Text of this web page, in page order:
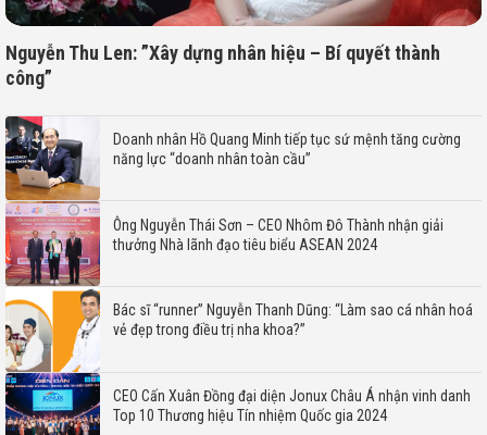
Nguyễn Thu Len: ”Xây dựng nhân hiệu – Bí quyết thành
công”
Doanh nhân Hồ Quang Minh tiếp tục sứ mệnh tăng cường
năng lực “doanh nhân toàn cầu”
Ông Nguyễn Thái Sơn – CEO Nhôm Đô Thành nhận giải
thưởng Nhà lãnh đạo tiêu biểu ASEAN 2024
Bác sĩ “runner” Nguyễn Thanh Dũng: “Làm sao cá nhân hoá
vẻ đẹp trong điều trị nha khoa?”
CEO Cấn Xuân Đồng đại diện Jonux Châu Á nhận vinh danh
Top 10 Thương hiệu Tín nhiệm Quốc gia 2024